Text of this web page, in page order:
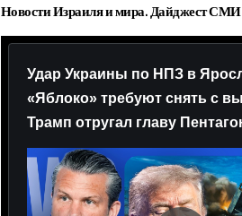
Новости Израиля и мира. Дайджест СМИ